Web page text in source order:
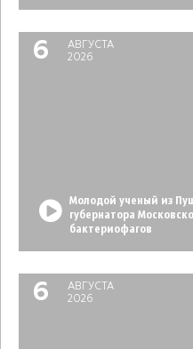
6
АВГУСТА
2026
Молодой ученый из
губернатора
бактериофагов
6
АВГУСТА
2026